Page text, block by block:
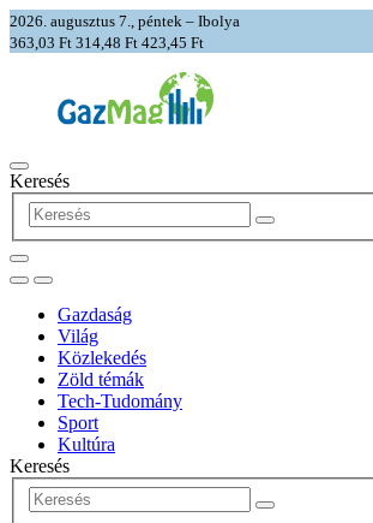
2026. augusztus 7., péntek – Ibolya
363,03 Ft 314,48 Ft 423,45 Ft
Keresés
Gazdaság
Világ
Közlekedés
Zöld témák
Tech-Tudomány
Sport
Kultúra
Keresés